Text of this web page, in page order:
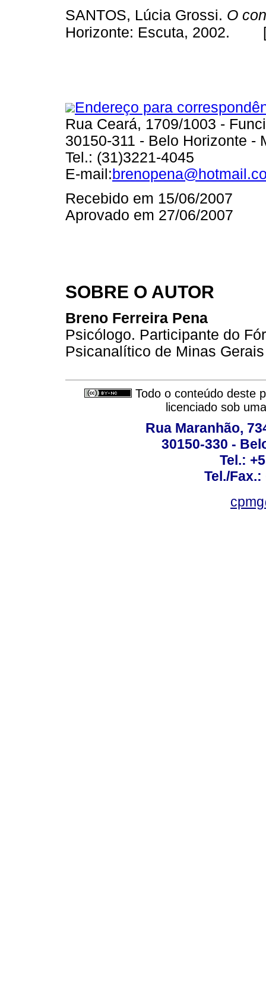
SANTOS, Lúcia Grossi. O
Horizonte: Escuta, 2002.
Endereço para
Rua Ceará, 1709/1003 -
30150-311 - Belo Horizonte -
Tel.: (31)3221-4045
E-mail:
Recebido em 15/06/2007
Aprovado em 27/06/2007
SOBRE O AUTOR
Breno Ferreira Pena
Psicólogo. Participante do
Psicanalítico de Minas
Todo o conteúdo deste
licenciado sob
Rua Maranhão,
30150-330 -
Tel.:
Tel./Fax.: